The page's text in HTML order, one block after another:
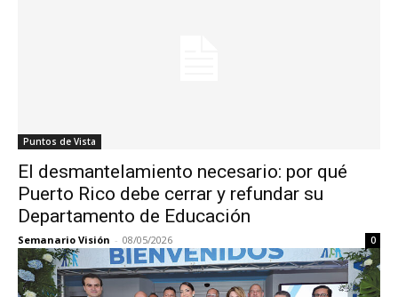
Puntos de Vista
El desmantelamiento necesario: por qué
Puerto Rico debe cerrar y refundar su
Departamento de Educación
Semanario Visión - 08/05/2026 0